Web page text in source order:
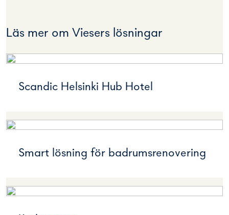
Läs mer om Viesers lösningar
Scandic Helsinki Hub Hotel
Smart lösning för badrumsrenovering